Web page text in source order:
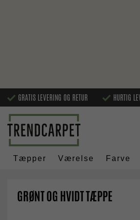
GRATIS LEVERING OG RETUR HURTIG
Tæpper Værelse Farve
GRØNT OG HVIDT TÆPPE